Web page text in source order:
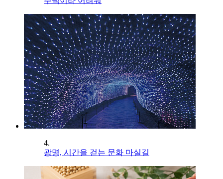
4.
광명, 시간을 걷는 문화 마실길